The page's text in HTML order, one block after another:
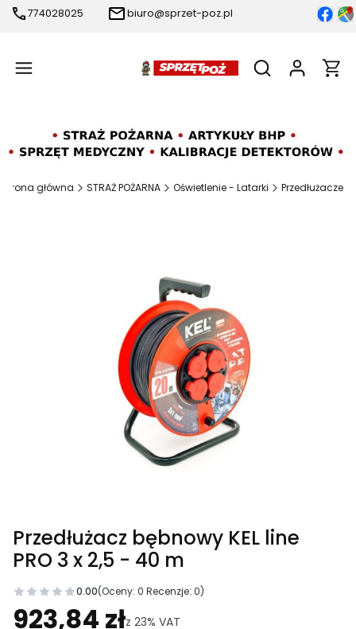
774028025 biuro@sprzet-poz.pl
Otwórz
Strona główna STRAŻ POŻARNA Oświetlenie - Latarki Przedłużacze
Przedłużacz bębnowy KEL line
PRO 3 x 2,5 - 40 m
0.00(Oceny: 0 Recenzje: 0)
Przejdź do sekcji Opinie
923,84 złz 23% VAT